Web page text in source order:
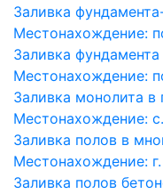
Заливка
Местонахождение:
Заливка
Местонахождение:
Заливка монолита в
Местонахождение:
Заливка полов в
Местонахождение:
Заливка полов